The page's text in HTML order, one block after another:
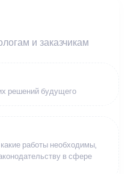
и заказчикам
решений будущего
работы необходимы,
в сфере